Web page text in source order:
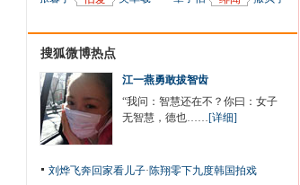
搜狐微博热点
江一燕勇敢拔智齿
“我问：智慧还在不？你曰：女子
无智慧，德也……[详细]
刘烨飞奔回家看儿子·陈翔零下九度韩国拍戏